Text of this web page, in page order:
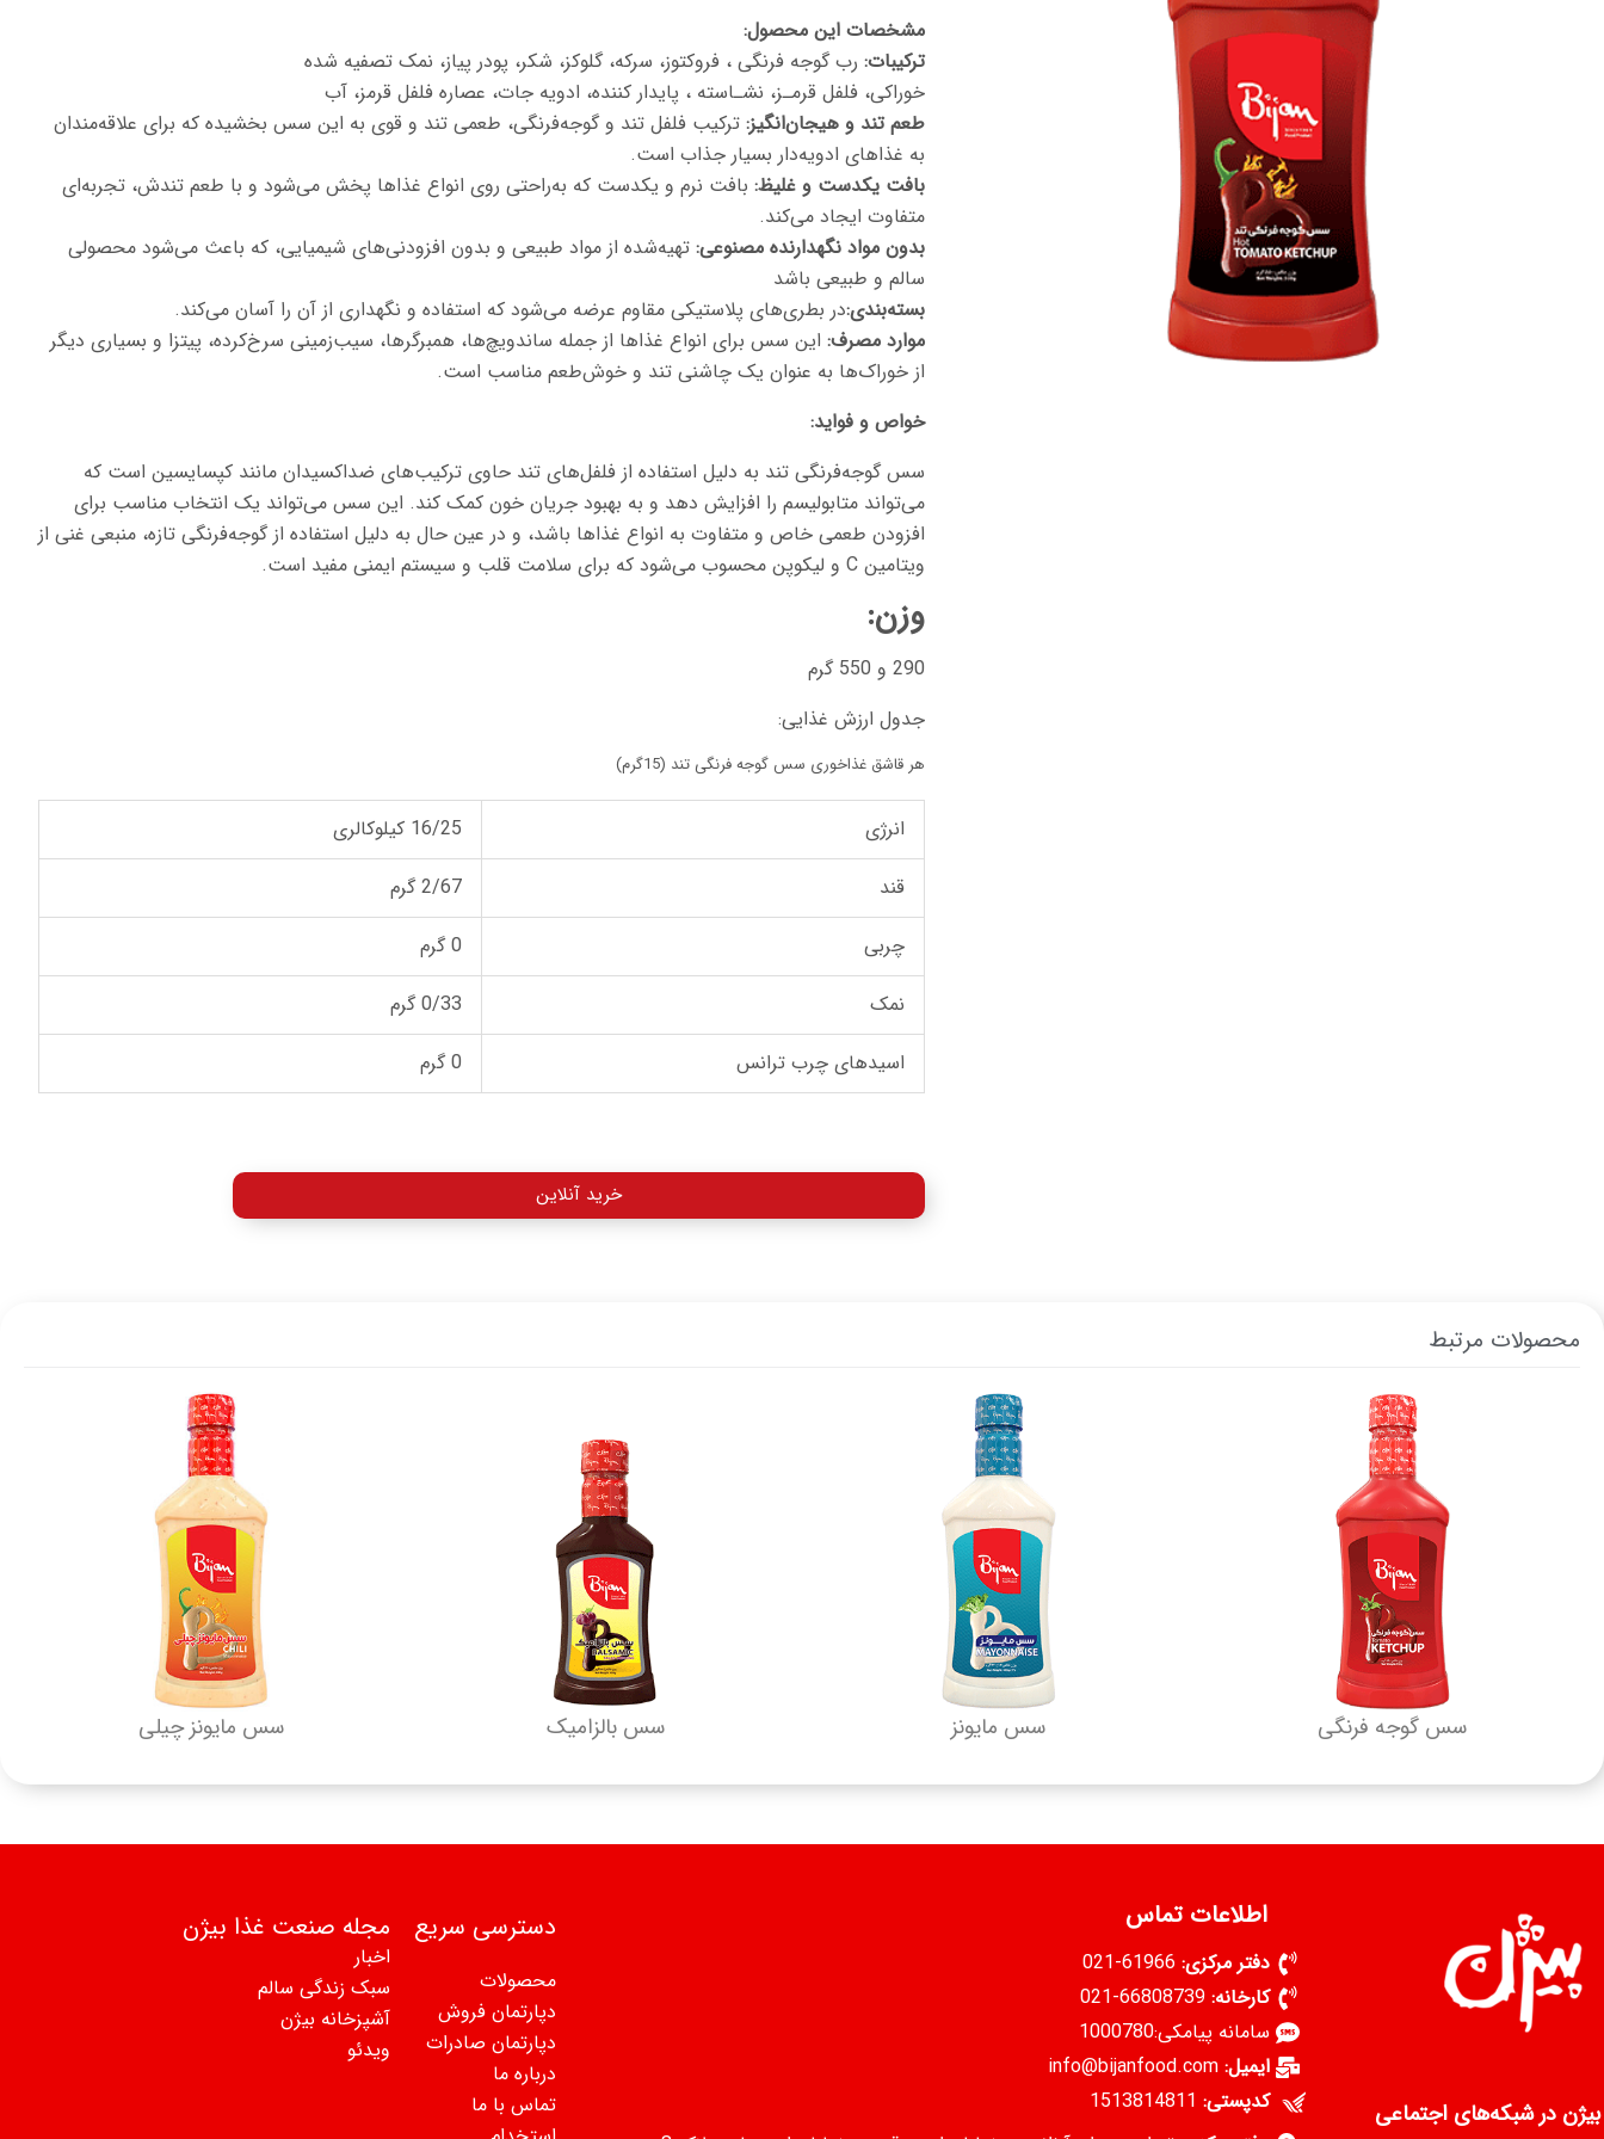
مشخصات این محصول:
ترکیبات: رب گوجه فرنگی ، فروکتوز، سرکه، گلوکز، شکر، پودر پیاز، نمک تصفیه شده
خوراکی، فلفل قرمـز، نشـاسته ، پایدار کننده، ادویه جات، عصاره فلفل قرمز، آب
طعم تند و هیجان‌انگیز: ترکیب فلفل تند و گوجه‌فرنگی، طعمی تند و قوی به این سس بخشیده که برای علاقه‌مندان
به غذاهای ادویه‌دار بسیار جذاب است.
بافت یکدست و غلیظ: بافت نرم و یکدست که به‌راحتی روی انواع غذاها پخش می‌شود و با طعم تندش، تجربه‌ای
متفاوت ایجاد می‌کند.
بدون مواد نگهدارنده مصنوعی: تهیه‌شده از مواد طبیعی و بدون افزودنی‌های شیمیایی، که باعث می‌شود محصولی
سالم و طبیعی باشد
بسته‌بندی:در بطری‌های پلاستیکی مقاوم عرضه می‌شود که استفاده و نگهداری از آن را آسان می‌کند.
موارد مصرف: این سس برای انواع غذاها از جمله ساندویچ‌ها، همبرگرها، سیب‌زمینی سرخ‌کرده، پیتزا و بسیاری دیگر
از خوراک‌ها به عنوان یک چاشنی تند و خوش‌طعم مناسب است.
خواص و فواید:
سس گوجه‌فرنگی تند به دلیل استفاده از فلفل‌های تند حاوی ترکیب‌های ضد‌اکسیدان مانند کپسایسین است که
می‌تواند متابولیسم را افزایش دهد و به بهبود جریان خون کمک کند. این سس می‌تواند یک انتخاب مناسب برای
افزودن طعمی خاص و متفاوت به انواع غذاها باشد، و در عین حال به دلیل استفاده از گوجه‌فرنگی تازه، منبعی غنی از
ویتامین C و لیکوپن محسوب می‌شود که برای سلامت قلب و سیستم ایمنی مفید است.
وزن:
290 و 550 گرم
جدول ارزش غذایی:
هر قاشق غذاخوری سس گوجه فرنگی تند (15گرم)
انرژی
16/25 کیلوکالری
قند
2/67 گرم
چربی
0 گرم
نمک
0/33 گرم
اسیدهای چرب ترانس
0 گرم
خرید آنلاین
محصولات مرتبط
سس گوجه فرنگی سس مایونز سس بالزامیک سس مایونز چیلی
بیژن در شبکه‌های اجتماعی
اطلاعات تماس
دفتر مرکزی:
کارخانه: 66808739-021
سامانه پیامکی:1000780
ایمیل: info@bijanfood.com
کدپستی:
دسترسی سریع
محصولات
دپارتمان فروش
دپارتمان صادرات
درباره ما
تماس با ما
مجله صنعت غذا بیژن
اخبار
سبک زندگی سالم
آشپزخانه بیژن
ویدئو